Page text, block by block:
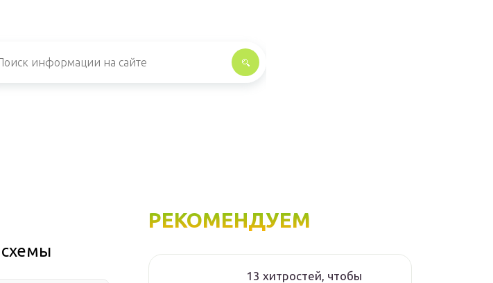
РЕКОМЕНДУЕМ
13 хитростей, чтобы